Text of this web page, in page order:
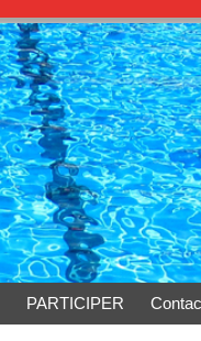
PARTICIPER